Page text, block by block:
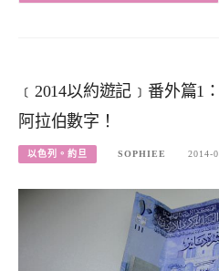
﹝2014以約遊記﹞番外篇1
阿拉伯數字！
以色列。約旦 SOPHIEE 2014-